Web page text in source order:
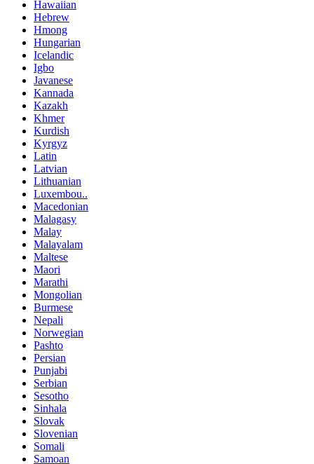
Hawaiian
Hebrew
Hmong
Hungarian
Icelandic
Igbo
Javanese
Kannada
Kazakh
Khmer
Kurdish
Kyrgyz
Latin
Latvian
Lithuanian
Luxembou..
Macedonian
Malagasy
Malay
Malayalam
Maltese
Maori
Marathi
Mongolian
Burmese
Nepali
Norwegian
Pashto
Persian
Punjabi
Serbian
Sesotho
Sinhala
Slovak
Slovenian
Somali
Samoan